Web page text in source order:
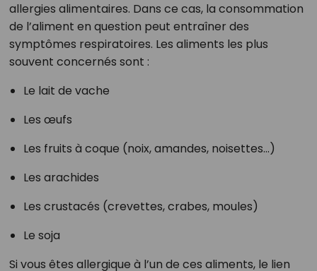
allergies alimentaires. Dans ce cas, la consommation
de l’aliment en question peut entraîner des
symptômes respiratoires. Les aliments les plus
souvent concernés sont :
Le lait de vache
Les œufs
Les fruits à coque (noix, amandes, noisettes…)
Les arachides
Les crustacés (crevettes, crabes, moules)
Le soja
Si vous êtes allergique à l’un de ces aliments, le lien